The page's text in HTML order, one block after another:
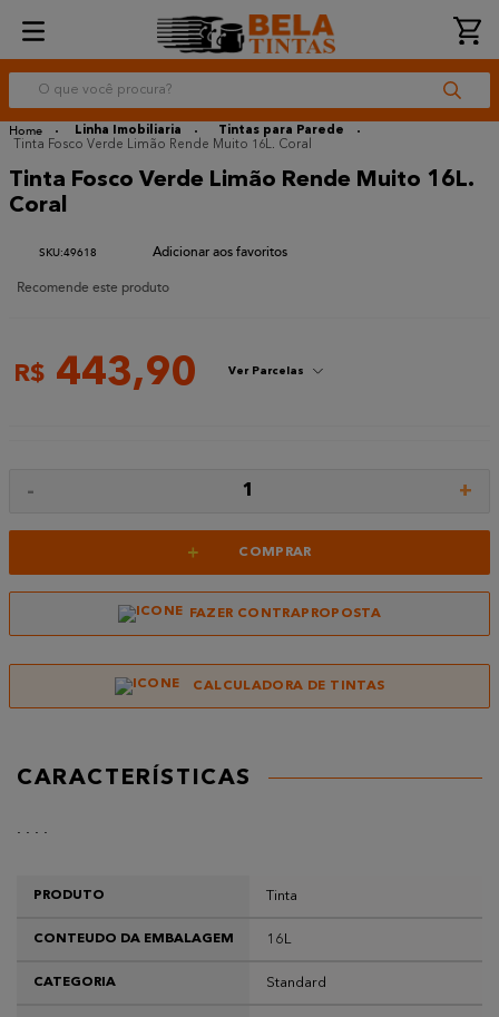
O que você procura?
Linha Imobiliaria
Tintas para Parede
Tinta Fosco Verde Limão Rende Muito 16L. Coral
Tinta Fosco Verde Limão Rende Muito 16L.
Coral
:49618
Recomende este produto
R$ 443,90 Ver Parcelas
- 1 +
+ COMPRAR
FAZER CONTRAPROPOSTA
CALCULADORA DE TINTAS
CARACTERÍSTICAS
. . . .
PRODUTO Tinta
CONTEUDO DA EMBALAGEM 16L
CATEGORIA Standard